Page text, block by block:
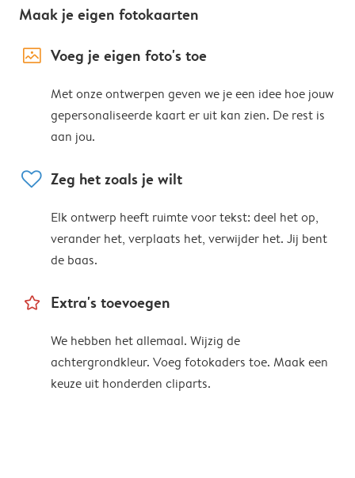
Maak je eigen fotokaarten
image_placeholder Voeg je eigen foto's toe
Met onze ontwerpen geven we je een idee hoe jouw
gepersonaliseerde kaart er uit kan zien. De rest is
aan jou.
heart Zeg het zoals je wilt
Elk ontwerp heeft ruimte voor tekst: deel het op,
verander het, verplaats het, verwijder het. Jij bent
de baas.
star_outline Extra's toevoegen
We hebben het allemaal. Wijzig de
achtergrondkleur. Voeg fotokaders toe. Maak een
keuze uit honderden cliparts.